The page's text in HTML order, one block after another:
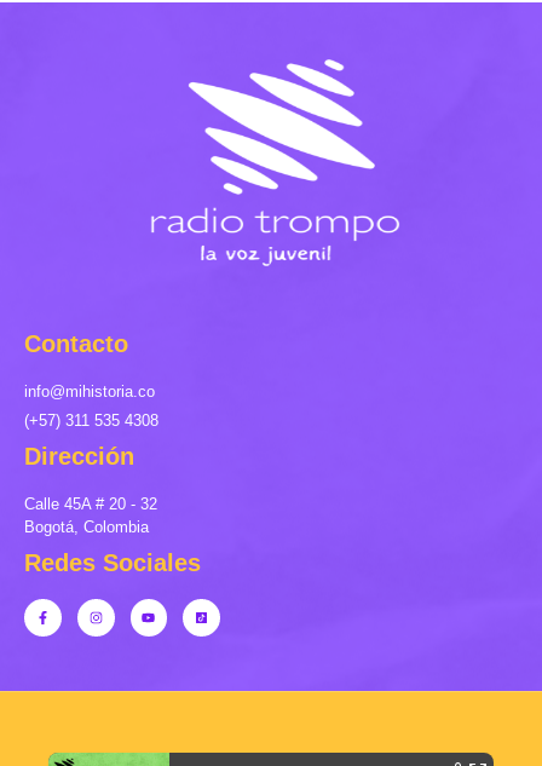
Contacto
info@mihistoria.co
(+57) 311 535 4308
Dirección
Calle 45A # 20 - 32
Bogotá, Colombia
Redes Sociales